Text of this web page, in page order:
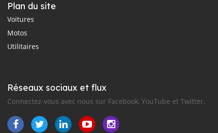
Plan du site
Voitures
Motos
Utilitaires
Réseaux sociaux et flux
Connectez-vous avec nous sur Facebook, YouTube et Twitter.